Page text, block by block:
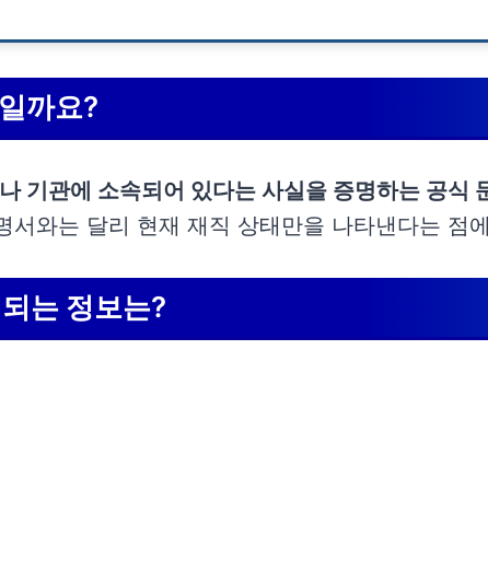
까요?
기관에 소속되어 있다는 사실을 증명하는 공식
서와는 달리 현재 재직 상태만을 나타낸다는 점
는 정보는?